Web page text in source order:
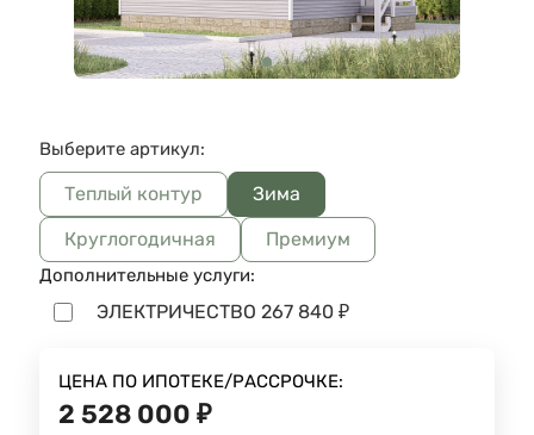
Выберите артикул:
Теплый контур
Зима
Круглогодичная
Премиум
Дополнительные услуги:
ЭЛЕКТРИЧЕСТВО 267 840 ₽
ЦЕНА ПО ИПОТЕКЕ/РАССРОЧКЕ:
2 528 000 ₽